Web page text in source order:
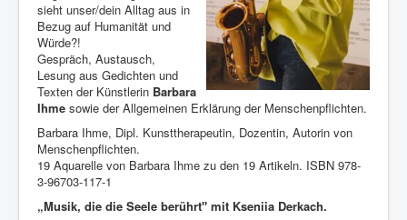
sieht unser/dein Alltag aus in
Bezug auf Humanität und
Würde?!
Gespräch, Austausch,
Lesung aus Gedichten und
Texten der Künstlerin Barbara
Ihme sowie der Allgemeinen Erklärung der Menschenpflichten.
Barbara Ihme, Dipl. Kunsttherapeutin, Dozentin, Autorin von
Menschenpflichten.
19 Aquarelle von Barbara Ihme zu den 19 Artikeln. ISBN 978-
3-96703-117-1
„Musik, die die Seele berührt" mit Kseniia Derkach.